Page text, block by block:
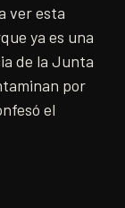
ver esta
ya es una
de la Junta
por
el